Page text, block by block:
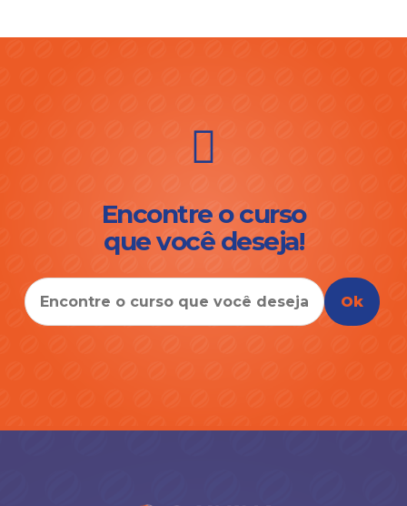
Encontre o curso
que você deseja!
Ok